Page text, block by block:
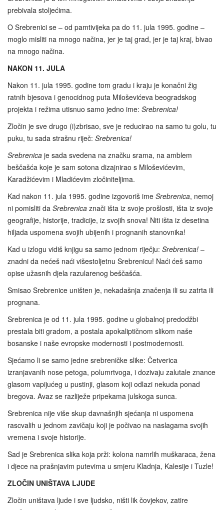
prebivala stoljećima.
O Srebrenici se – od pamtivijeka pa do 11. jula 1995. godine –
moglo misliti na mnogo načina, jer je taj grad, jer je taj kraj, bivao
na mnogo načina.
NAKON 11. JULA
Nakon 11. jula 1995. godine tom gradu i kraju je konačni žig
ratnih bjesova i genocidnog puta Miloševićeva beogradskog
projekta i režima utisnuo samo jedno ime: Srebrenica!
Zločin je sve drugo (i)zbrisao, sve je reducirao na samo tu golu, tu
puku, tu sada strašnu riječ: Srebrenica!
Srebrenica je sada svedena na značku srama, na amblem
beščašća koje je sam sotona dizajnirao s Miloševićevim,
Karadžićevim i Mladićevim zločiniteljima.
Kad nakon 11. jula 1995. godine izgovoriš ime Srebrenica, nemoj
ni pomisliti da Srebrenica znači išta iz svoje prošlosti, išta iz svoje
geografije, historije, tradicije, iz svojih snova! Niti išta iz desetina
hiljada uspomena svojih ubijenih i prognanih stanovnika!
Kad u izlogu vidiš knjigu sa samo jednom riječju: Srebrenica! –
znadni da nećeš naći višestoljetnu Srebrenicu! Naći ćeš samo
opise užasnih djela razularenog beščašća.
Smisao Srebrenice uništen je, nekadašnja značenja ili su zatrta ili
prognana.
Srebrenica je od 11. jula 1995. godine u globalnoj predodžbi
prestala biti gradom, a postala apokaliptičnom slikom naše
bosanske i naše evropske modernosti i postmodernosti.
Sjećamo li se samo jedne srebreničke slike: Četverica
izranjavanih nose petoga, polumrtvoga, i dozivaju zalutale znance
glasom vapijućeg u pustinji, glasom koji odlazi nekuda ponad
bregova. Avaz se razliježe pripekama julskoga sunca.
Srebrenica nije više skup davnašnjih sjećanja ni uspomena
rascvalih u jednom zavičaju koji je počivao na naslagama svojih
vremena i svoje historije.
Sad je Srebrenica slika koja prži: kolona namrlih muškaraca, žena
i djece na prašnjavim putevima u smjeru Kladnja, Kalesije i Tuzle!
ZLOČIN UNIŠTAVA LJUDE
Zločin uništava ljude i sve ljudsko, ništi lik čovjekov, zatire